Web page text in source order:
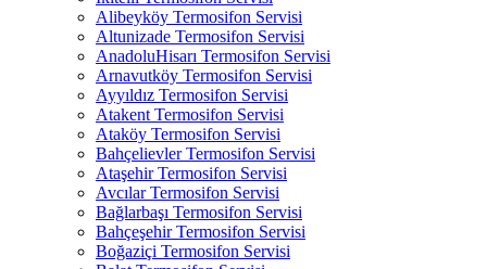
Alibeyköy Termosifon Servisi
Altunizade Termosifon Servisi
AnadoluHisarı Termosifon Servisi
Arnavutköy Termosifon Servisi
Ayyıldız Termosifon Servisi
Atakent Termosifon Servisi
Ataköy Termosifon Servisi
Bahçelievler Termosifon Servisi
Ataşehir Termosifon Servisi
Avcılar Termosifon Servisi
Bağlarbaşı Termosifon Servisi
Bahçeşehir Termosifon Servisi
Boğaziçi Termosifon Servisi